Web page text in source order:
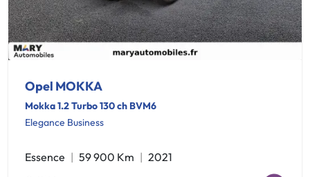
Opel MOKKA
Mokka 1.2 Turbo 130 ch BVM6
Elegance Business
Essence 59 900 Km
2021